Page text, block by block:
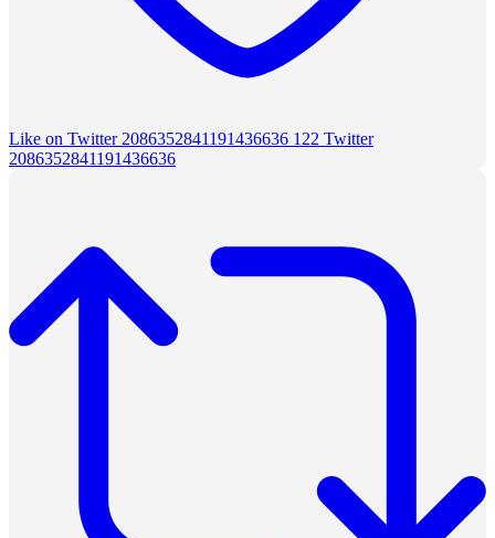
Like on Twitter 2086352841191436636 122 Twitter
2086352841191436636